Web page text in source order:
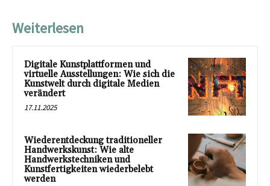
Weiterlesen
Digitale Kunstplattformen und
virtuelle Ausstellungen: Wie sich die
Kunstwelt durch digitale Medien
verändert
17.11.2025
Wiederentdeckung traditioneller
Handwerkskunst: Wie alte
Handwerkstechniken und
Kunstfertigkeiten wiederbelebt
werden